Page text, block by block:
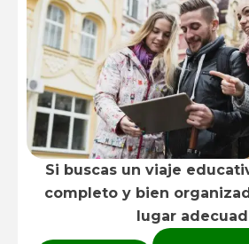
Si buscas un viaje
completo y bien
lugar